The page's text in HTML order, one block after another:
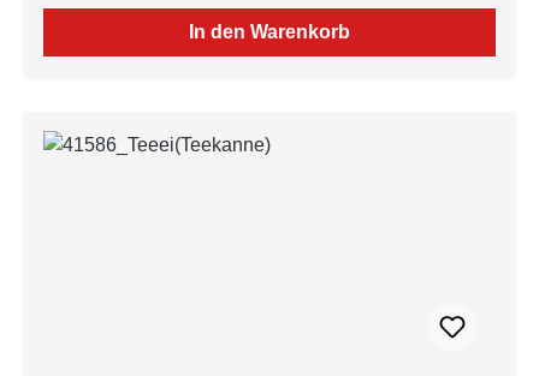
In den Warenkorb